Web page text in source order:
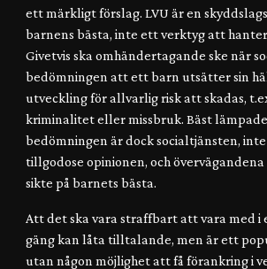
ett märkligt förslag. LVU är en
barnens bästa, inte ett verktyg att
Givetvis ska omhändertagande ske när
bedömningen att ett barn utsätter sin
utveckling för allvarlig risk att skadas,
kriminalitet eller missbruk. Bäst
bedömningen är dock socialtjänsten,
tillgodose opinionen, och
sikte på barnets bästa.
Att det ska vara straffbart att vara med
gäng kan låta tilltalande, men är ett
utan någon möjlighet att få förankring i